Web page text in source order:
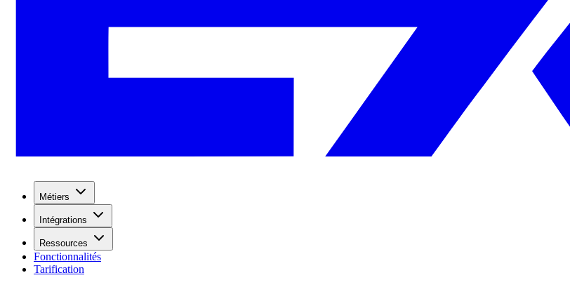
Métiers
Intégrations
Ressources
Fonctionnalités
Tarification